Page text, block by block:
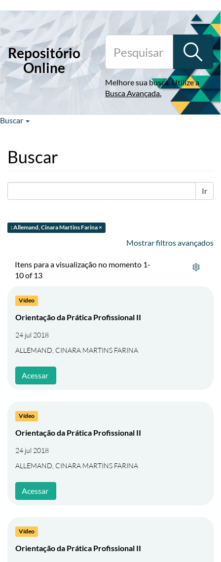
Repositório
Online
Melhore sua busca. Utilize a
Busca Avançada.
Buscar
Buscar
Ir
: Allemand, Cinara Martins Farina ×
Mostrar filtros avançados
Itens para a visualização no momento 1-
10 of 13
Vídeo
Orientação da Prática Profissional II
24 jul 2018
ALLEMAND, CINARA MARTINS FARINA
Acessar
Vídeo
Orientação da Prática Profissional II
24 jul 2018
ALLEMAND, CINARA MARTINS FARINA
Acessar
Vídeo
Orientação da Prática Profissional II